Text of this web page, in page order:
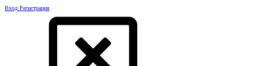
Вход Регистрация